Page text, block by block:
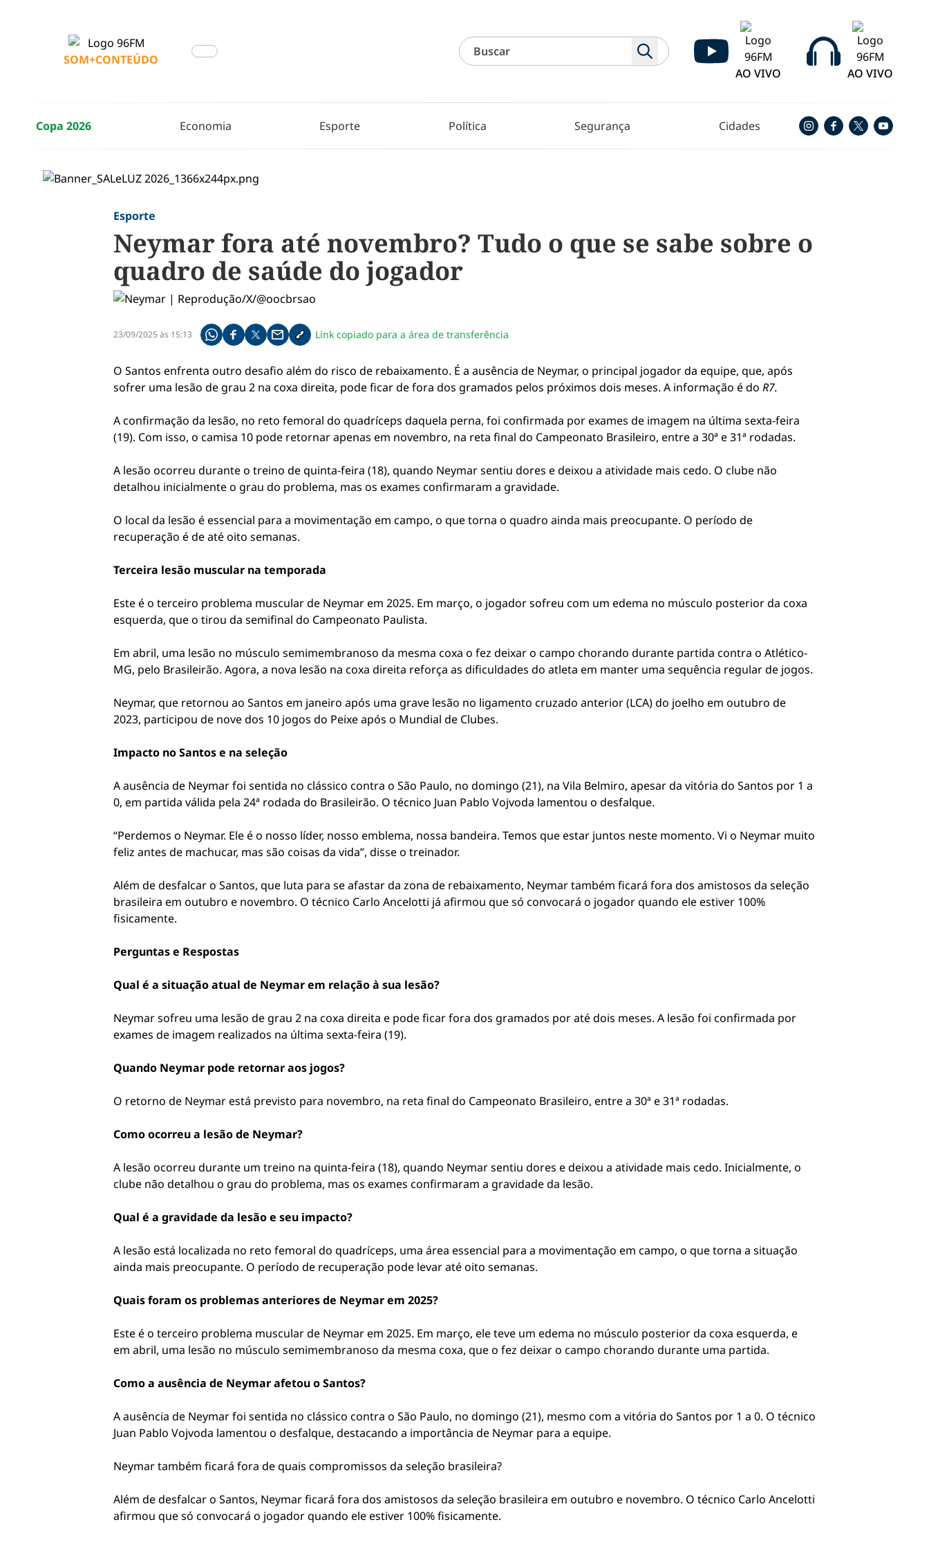
SOM+CONTEÚDO
AO VIVO
AO VIVO
Copa 2026 Economia Esporte Política Segurança Cidades
Esporte
Neymar fora até novembro? Tudo o que se sabe sobre o
quadro de saúde do jogador
23/09/2025 às 15:13 Compartilhe pelo whatsapp
Compartilhar no facebook
Compartilhar no twitter
Compartilhe pelo email
Copiar link da notícia
Link copiado para a área de transferência
O Santos enfrenta outro desafio além do risco de rebaixamento. É a ausência de Neymar, o principal jogador da equipe, que, após
sofrer uma lesão de grau 2 na coxa direita, pode ficar de fora dos gramados pelos próximos dois meses. A informação é do R7.
A confirmação da lesão, no reto femoral do quadríceps daquela perna, foi confirmada por exames de imagem na última sexta-feira
(19). Com isso, o camisa 10 pode retornar apenas em novembro, na reta final do Campeonato Brasileiro, entre a 30ª e 31ª rodadas.
A lesão ocorreu durante o treino de quinta-feira (18), quando Neymar sentiu dores e deixou a atividade mais cedo. O clube não
detalhou inicialmente o grau do problema, mas os exames confirmaram a gravidade.
O local da lesão é essencial para a movimentação em campo, o que torna o quadro ainda mais preocupante. O período de
recuperação é de até oito semanas.
Terceira lesão muscular na temporada
Este é o terceiro problema muscular de Neymar em 2025. Em março, o jogador sofreu com um edema no músculo posterior da coxa
esquerda, que o tirou da semifinal do Campeonato Paulista.
Em abril, uma lesão no músculo semimembranoso da mesma coxa o fez deixar o campo chorando durante partida contra o Atlético-
MG, pelo Brasileirão. Agora, a nova lesão na coxa direita reforça as dificuldades do atleta em manter uma sequência regular de jogos.
Neymar, que retornou ao Santos em janeiro após uma grave lesão no ligamento cruzado anterior (LCA) do joelho em outubro de
2023, participou de nove dos 10 jogos do Peixe após o Mundial de Clubes.
Impacto no Santos e na seleção
A ausência de Neymar foi sentida no clássico contra o São Paulo, no domingo (21), na Vila Belmiro, apesar da vitória do Santos por 1 a
0, em partida válida pela 24ª rodada do Brasileirão. O técnico Juan Pablo Vojvoda lamentou o desfalque.
“Perdemos o Neymar. Ele é o nosso líder, nosso emblema, nossa bandeira. Temos que estar juntos neste momento. Vi o Neymar muito
feliz antes de machucar, mas são coisas da vida”, disse o treinador.
Além de desfalcar o Santos, que luta para se afastar da zona de rebaixamento, Neymar também ficará fora dos amistosos da seleção
brasileira em outubro e novembro. O técnico Carlo Ancelotti já afirmou que só convocará o jogador quando ele estiver 100%
fisicamente.
Perguntas e Respostas
Qual é a situação atual de Neymar em relação à sua lesão?
Neymar sofreu uma lesão de grau 2 na coxa direita e pode ficar fora dos gramados por até dois meses. A lesão foi confirmada por
exames de imagem realizados na última sexta-feira (19).
Quando Neymar pode retornar aos jogos?
O retorno de Neymar está previsto para novembro, na reta final do Campeonato Brasileiro, entre a 30ª e 31ª rodadas.
Como ocorreu a lesão de Neymar?
A lesão ocorreu durante um treino na quinta-feira (18), quando Neymar sentiu dores e deixou a atividade mais cedo. Inicialmente, o
clube não detalhou o grau do problema, mas os exames confirmaram a gravidade da lesão.
Qual é a gravidade da lesão e seu impacto?
A lesão está localizada no reto femoral do quadríceps, uma área essencial para a movimentação em campo, o que torna a situação
ainda mais preocupante. O período de recuperação pode levar até oito semanas.
Quais foram os problemas anteriores de Neymar em 2025?
Este é o terceiro problema muscular de Neymar em 2025. Em março, ele teve um edema no músculo posterior da coxa esquerda, e
em abril, uma lesão no músculo semimembranoso da mesma coxa, que o fez deixar o campo chorando durante uma partida.
Como a ausência de Neymar afetou o Santos?
A ausência de Neymar foi sentida no clássico contra o São Paulo, no domingo (21), mesmo com a vitória do Santos por 1 a 0. O técnico
Juan Pablo Vojvoda lamentou o desfalque, destacando a importância de Neymar para a equipe.
Neymar também ficará fora de quais compromissos da seleção brasileira?
Além de desfalcar o Santos, Neymar ficará fora dos amistosos da seleção brasileira em outubro e novembro. O técnico Carlo Ancelotti
afirmou que só convocará o jogador quando ele estiver 100% fisicamente.